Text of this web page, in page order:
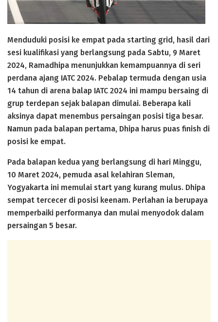
Menduduki posisi ke empat pada starting grid, hasil dari
sesi kualifikasi yang berlangsung pada Sabtu, 9 Maret
2024, Ramadhipa menunjukkan kemampuannya di seri
perdana ajang IATC 2024. Pebalap termuda dengan usia
14 tahun di arena balap IATC 2024 ini mampu bersaing di
grup terdepan sejak balapan dimulai. Beberapa kali
aksinya dapat menembus persaingan posisi tiga besar.
Namun pada balapan pertama, Dhipa harus puas finish di
posisi ke empat.
Pada balapan kedua yang berlangsung di hari Minggu,
10 Maret 2024, pemuda asal kelahiran Sleman,
Yogyakarta ini memulai start yang kurang mulus. Dhipa
sempat tercecer di posisi keenam. Perlahan ia berupaya
memperbaiki performanya dan mulai menyodok dalam
persaingan 5 besar.